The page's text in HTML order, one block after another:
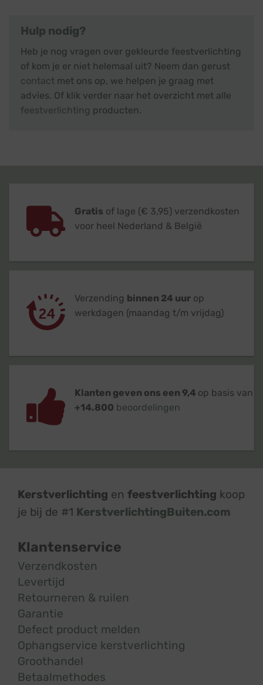
Hulp nodig?
Heb je nog vragen over gekleurde feestverlichting
of kom je er niet helemaal uit? Neem dan gerust
contact met ons op, we helpen je graag met
advies. Of klik verder naar het overzicht met alle
feestverlichting producten.
Gratis of lage (€ 3,95) verzendkosten
voor heel Nederland & België
Verzending binnen 24 uur op
werkdagen (maandag t/m vrijdag)
Klanten geven ons een 9,4 op basis van
+14.800 beoordelingen
Kerstverlichting en feestverlichting koop
je bij de #1 KerstverlichtingBuiten.com
Klantenservice
Verzendkosten
Levertijd
Retourneren & ruilen
Garantie
Defect product melden
Ophangservice kerstverlichting
Groothandel
Betaalmethodes